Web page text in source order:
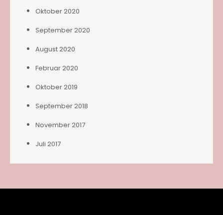
Oktober 2020
September 2020
August 2020
Februar 2020
Oktober 2019
September 2018
November 2017
Juli 2017